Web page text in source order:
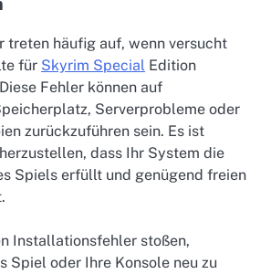
treten häufig auf, wenn versucht
für Skyrim Special Edition
Fehler können auf
Serverprobleme oder
zurückzuführen sein. Es ist
dass Ihr System die
Spiels erfüllt und genügend freien
Installationsfehler stoßen,
Spiel oder Ihre Konsole neu zu